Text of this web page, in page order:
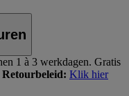
1 à 3 werkdagen. Gratis
Retourbeleid: Klik hier